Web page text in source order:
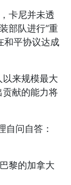
卡尼并未透
部队进行“重
和平协议达成
来规模最大
贡献的能力将
自问自答：
黎的加拿大